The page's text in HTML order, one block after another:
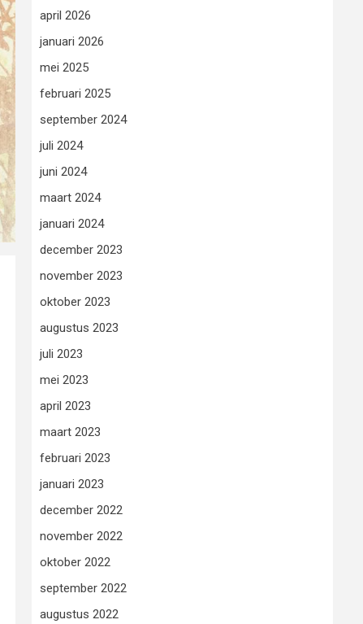
april 2026
januari 2026
mei 2025
februari 2025
september 2024
juli 2024
juni 2024
maart 2024
januari 2024
december 2023
november 2023
oktober 2023
augustus 2023
juli 2023
mei 2023
april 2023
maart 2023
februari 2023
januari 2023
december 2022
november 2022
oktober 2022
september 2022
augustus 2022